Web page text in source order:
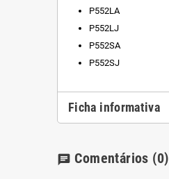
P552LA
P552LJ
P552SA
P552SJ
Ficha informativa
chat Comentários (0)